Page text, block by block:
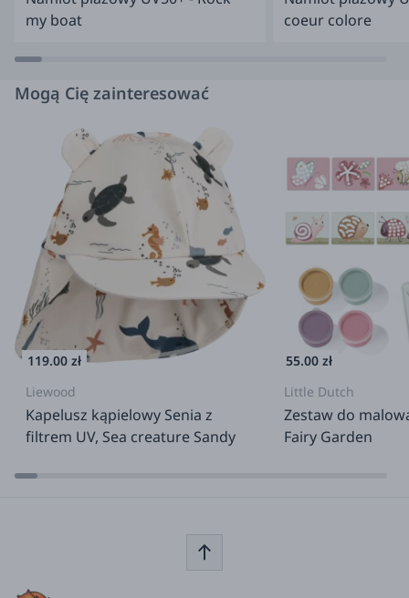
Informacje o producencie/importerze:
Producent: Little Dutch Industrieweg 74 2651 BD, Berkel en
Kids Inspirations sp. z o.o. Migdałowa 4 02-796 Warszawa,
my boat
coeur colore
Mogą Cię zainteresować
119.00 zł
Liewood
Kapelusz kąpielowy Senia z
filtrem UV, Sea creature Sandy
55.00 zł
Little Dutch
Zestaw do
Fairy Garden